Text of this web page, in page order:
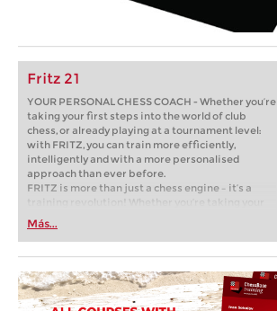
Fritz 21
YOUR PERSONAL CHESS COACH - Whether you’re
taking your first steps into the world of club
chess, or already playing at a tournament level:
with FRITZ, you can train more efficiently,
intelligently and with a more personalised
approach than ever before.
FRITZ is more than just a chess engine – it’s a
training revolution! Whether you’re taking your
first steps into the world of club chess, or already
playing at a tournament level: with FRITZ, you can
train more efficiently, intelligently and with a
more personalised approach than ever before.
Más...